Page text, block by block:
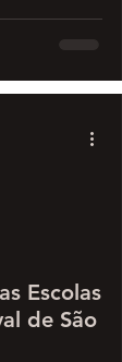
Escolas
de São